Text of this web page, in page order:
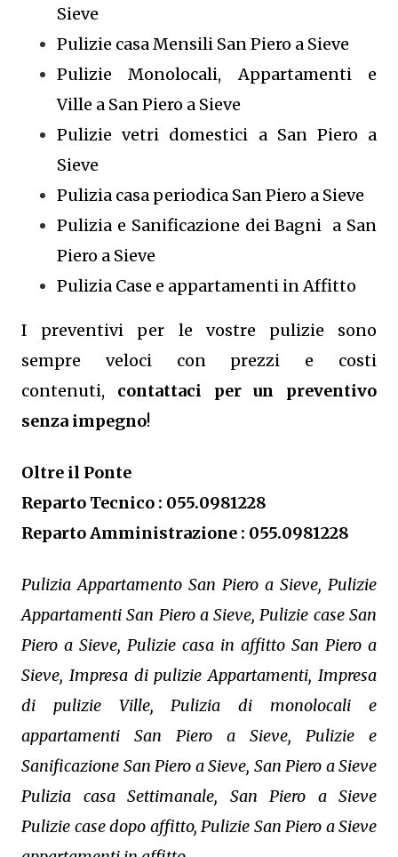
Sieve
Pulizie casa Mensili San Piero a Sieve
Pulizie Monolocali, Appartamenti e
Ville a San Piero a Sieve
Pulizie vetri domestici a San Piero a
Sieve
Pulizia casa periodica San Piero a Sieve
Pulizia e Sanificazione dei Bagni a San
Piero a Sieve
Pulizia Case e appartamenti in Affitto
I preventivi per le vostre pulizie sono
sempre veloci con prezzi e costi
contenuti, contattaci per un preventivo
senza impegno!
Oltre il Ponte
Reparto Tecnico : 055.0981228
Reparto Amministrazione : 055.0981228
Pulizia Appartamento San Piero a Sieve, Pulizie
Appartamenti San Piero a Sieve, Pulizie case San
Piero a Sieve, Pulizie casa in affitto San Piero a
Sieve, Impresa di pulizie Appartamenti, Impresa
di pulizie Ville, Pulizia di monolocali e
appartamenti San Piero a Sieve, Pulizie e
Sanificazione San Piero a Sieve, San Piero a Sieve
Pulizia casa Settimanale, San Piero a Sieve
Pulizie case dopo affitto, Pulizie San Piero a Sieve